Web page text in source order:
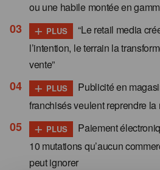
ou une habile montée en
+ PLUS
“Le retail media
l’intention, le terrain la
vente”
+ PLUS
Publicité en
franchisés veulent reprendre la
+ PLUS
Paiement
10 mutations qu’aucun
peut ignorer